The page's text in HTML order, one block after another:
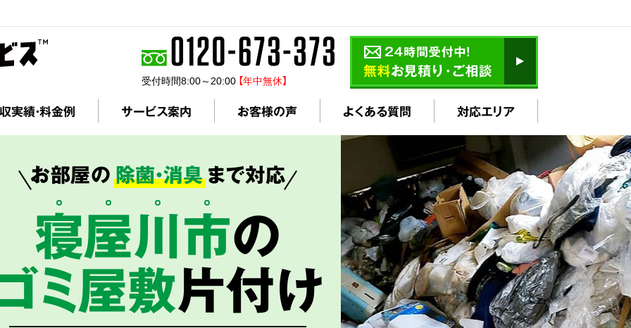
受付時間8:00～20:00 【年中無休】
実績・料金例 サービス案内 お客様の声 よくある質問 対応エリア
お部屋の除菌・消臭まで対応
寝屋川市の
ミ屋敷片付け